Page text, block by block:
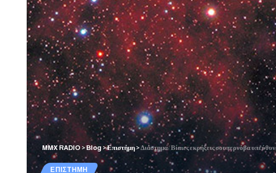
MMX RADIO>Blog >Επιστήμη>Διάστημα: Βίαιες εκρήξεις σουπερνόβα
ΕΠΙΣΤΉΜΗ